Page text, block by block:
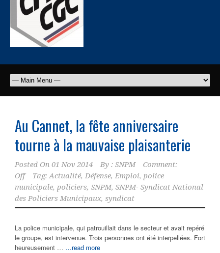
Au Cannet, la fête anniversaire
tourne à la mauvaise plaisanterie
Posted On 01 Nov 2014 By : SNPM
Comment:
Off
Tag:Actualité, Défense, Emploi, police
municipale, policiers, SNPM, SNPM- Syndicat National
des Policiers Municipaux, syndicat
La police municipale, qui patrouillait dans le secteur et avait repéré
le groupe, est intervenue. Trois personnes ont été interpellées. Fort
heureusement … …read more